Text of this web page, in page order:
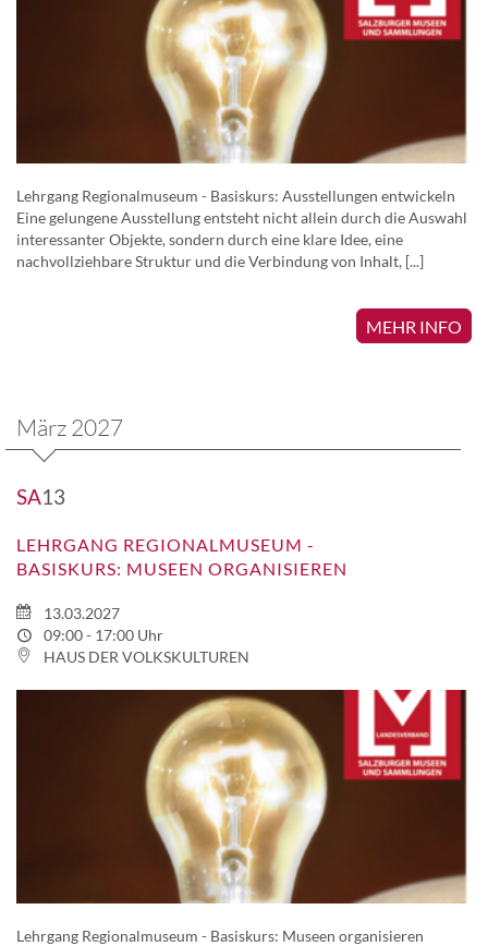
Lehrgang Regionalmuseum - Basiskurs: Ausstellungen entwickeln
Eine gelungene Ausstellung entsteht nicht allein durch die Auswahl
interessanter Objekte, sondern durch eine klare Idee, eine
nachvollziehbare Struktur und die Verbindung von Inhalt, [...]
MEHR INFO
März 2027
SA13
LEHRGANG REGIONALMUSEUM -
BASISKURS: MUSEEN ORGANISIEREN
13.03.2027
09:00 - 17:00 Uhr
HAUS DER VOLKSKULTUREN
Lehrgang Regionalmuseum - Basiskurs: Museen organisieren